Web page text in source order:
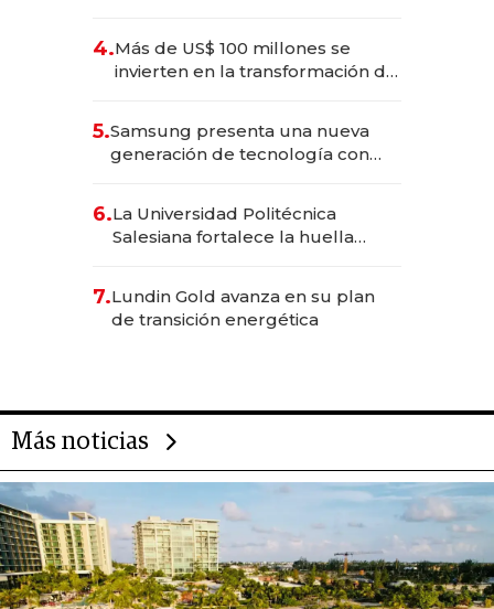
4.Más de US$ 100 millones se
invierten en la transformación de
5.Samsung presenta una nueva
generación de tecnología con
6.La Universidad Politécnica
Salesiana fortalece la huella
7.Lundin Gold avanza en su plan
de transición energética
Más noticias